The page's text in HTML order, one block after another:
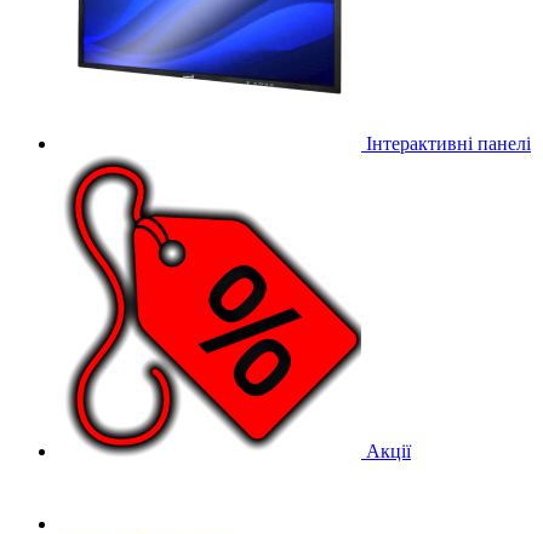
Інтерактивні панелі
Акції